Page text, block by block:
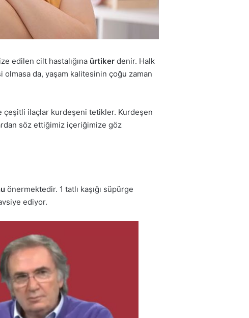
edilen cilt hastalığına ürtiker denir. Halk
olmasa da, yaşam kalitesinin çoğu zaman
çeşitli ilaçlar kurdeşeni tetikler. Kurdeşen
söz ettiğimiz içeriğimize göz
önermektedir. 1 tatlı kaşığı süpürge
ediyor.